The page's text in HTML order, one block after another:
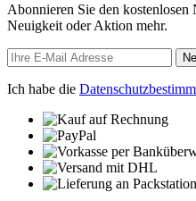
Abonnieren Sie den kostenlosen
Neuigkeit oder Aktion mehr.
Ich habe die